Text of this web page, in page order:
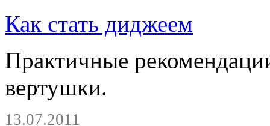
Как стать диджеем
Практичные
вертушки.
13.07.2011